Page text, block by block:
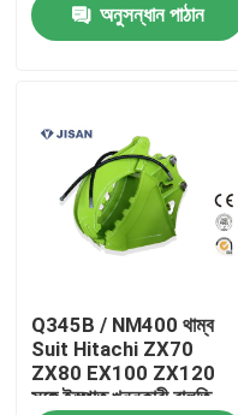
মান নিয়ন্ত্রণ
উদ্ধৃতির জন্য আবেদন
Company News
খনক রাক ব্রেককারী
হাইড্রোলিক রক ব্রেকার
অনুসন্ধান পাঠান
Q345B / NM400 থাম্ব
Suit Hitachi ZX70
ZX80 EX100 ZX120
সঙ্গে ইস্পাত খননকারী বালতি